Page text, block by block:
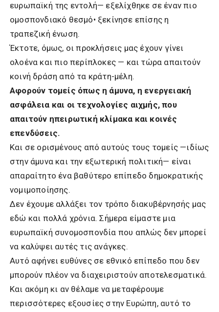
ευρωπαϊκή της εντολή— εξελίχθηκε σε έναν πιο
ομοσπονδιακό θεσμό• ξεκίνησε επίσης η
τραπεζική ένωση.
Έκτοτε, όμως, οι προκλήσεις μας έχουν γίνει
ολοένα και πιο περίπλοκες — και τώρα απαιτούν
κοινή δράση από τα κράτη-μέλη.
Αφορούν τομείς όπως η άμυνα, η ενεργειακή
ασφάλεια και οι τεχνολογίες αιχμής, που
απαιτούν ηπειρωτική κλίμακα και κοινές
επενδύσεις.
Και σε ορισμένους από αυτούς τους τομείς —ιδίως
στην άμυνα και την εξωτερική πολιτική— είναι
απαραίτητο ένα βαθύτερο επίπεδο δημοκρατικής
νομιμοποίησης.
Δεν έχουμε αλλάξει τον τρόπο διακυβέρνησής μας
εδώ και πολλά χρόνια. Σήμερα είμαστε μια
ευρωπαϊκή συνομοσπονδία που απλώς δεν μπορεί
να καλύψει αυτές τις ανάγκες.
Αυτό αφήνει ευθύνες σε εθνικό επίπεδο που δεν
μπορούν πλέον να διαχειριστούν αποτελεσματικά.
Και ακόμη κι αν θέλαμε να μεταφέρουμε
περισσότερες εξουσίες στην Ευρώπη, αυτό το